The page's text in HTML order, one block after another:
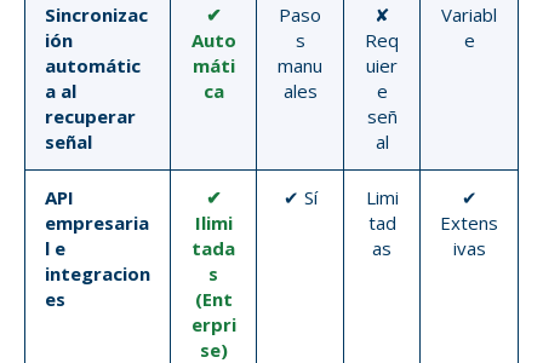
Sincronizac
ión
automátic
a al
recuperar
señal
✔
Auto
máti
ca
Paso
s
manu
ales
✘
Req
uier
e
señ
al
Variabl
e
API
empresaria
l e
integracion
es
✔
Ilimi
tada
s
(Ent
erpri
se)
✔ Sí
Limi
tad
as
✔
Extens
ivas